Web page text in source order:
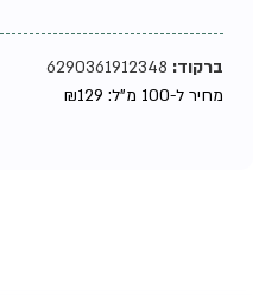
ברקוד:6290361912348
מחיר ל-100 מ"ל:
₪129